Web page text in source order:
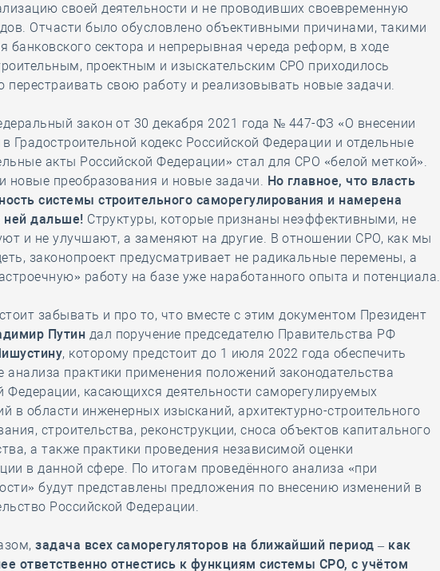
своей деятельности и не проводивших своевременную
Отчасти было обусловлено объективными причинами, такими
банковского сектора и непрерывная череда реформ, в ходе
проектным и изыскательским СРО приходилось
перестраивать свою работу и реализовывать новые задачи.
закон от 30 декабря 2021 года № 447-ФЗ «О внесении
Градостроительной кодекс Российской Федерации и отдельные
акты Российской Федерации» стал для СРО «белой меткой».
новые преобразования и новые задачи. Но главное, что власть
системы строительного саморегулирования и намерена
ней дальше! Структуры, которые признаны неэффективными, не
и не улучшают, а заменяют на другие. В отношении СРО, как мы
законопроект предусматривает не радикальные перемены, а
работу на базе уже наработанного опыта и потенциала.
забывать и про то, что вместе с этим документом Президент
Путин дал поручение председателю Правительства РФ
, которому предстоит до 1 июля 2022 года обеспечить
анализа практики применения положений законодательства
Федерации, касающихся деятельности саморегулируемых
в области инженерных изысканий, архитектурно-строительного
строительства, реконструкции, сноса объектов капитального
а также практики проведения независимой оценки
в данной сфере. По итогам проведённого анализа «при
будут представлены предложения по внесению изменений в
Российской Федерации.
задача всех саморегуляторов на ближайший период – как
ответственно отнестись к функциям системы СРО, с учётом